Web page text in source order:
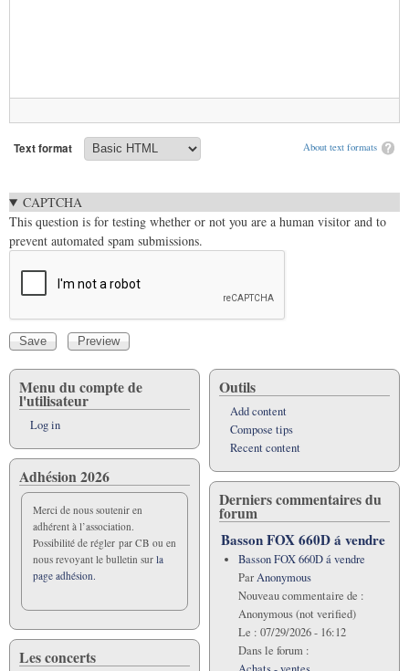
About text formats
Text format
CAPTCHA
This question is for testing whether or not you are a human visitor and to
prevent automated spam submissions.
Menu du compte de
l'utilisateur
Log in
Adhésion 2026
Merci de nous soutenir en
adhérent à l’association.
Possibilité de régler par CB ou en
nous revoyant le bulletin sur la
page adhésion.
Les concerts
Outils
Add content
Compose tips
Recent content
Derniers commentaires du
forum
Basson FOX 660D á vendre
Basson FOX 660D á vendre
ParAnonymous
Nouveau commentaire de :
Anonymous (not verified)
Le : 07/29/2026 - 16:12
Dans le forum :